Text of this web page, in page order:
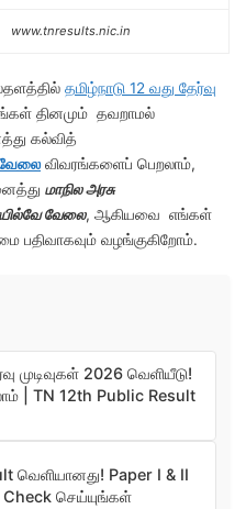
www.tnresults.nic.in
தமிழ்நாடு 12 வது தேர்வு
தினமும் தவறாமல்
கல்வித்
விவரங்களைப் பெறலாம்,
மாநில அரசு
வேலை, ஆகியவை எங்கள்
பதிவாகவும் வழங்குகிறோம்.
முடிவுகள் 2026 வெளியீடு!
| TN 12th Public Result
வெளியானது! Paper I & II
Check செய்யுங்கள்